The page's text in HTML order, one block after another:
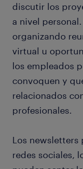
discutir los
a nivel
organizando
virtual u
los empleados
convoquen y
relacionados
profesionales.
Los newsletters
redes sociales,